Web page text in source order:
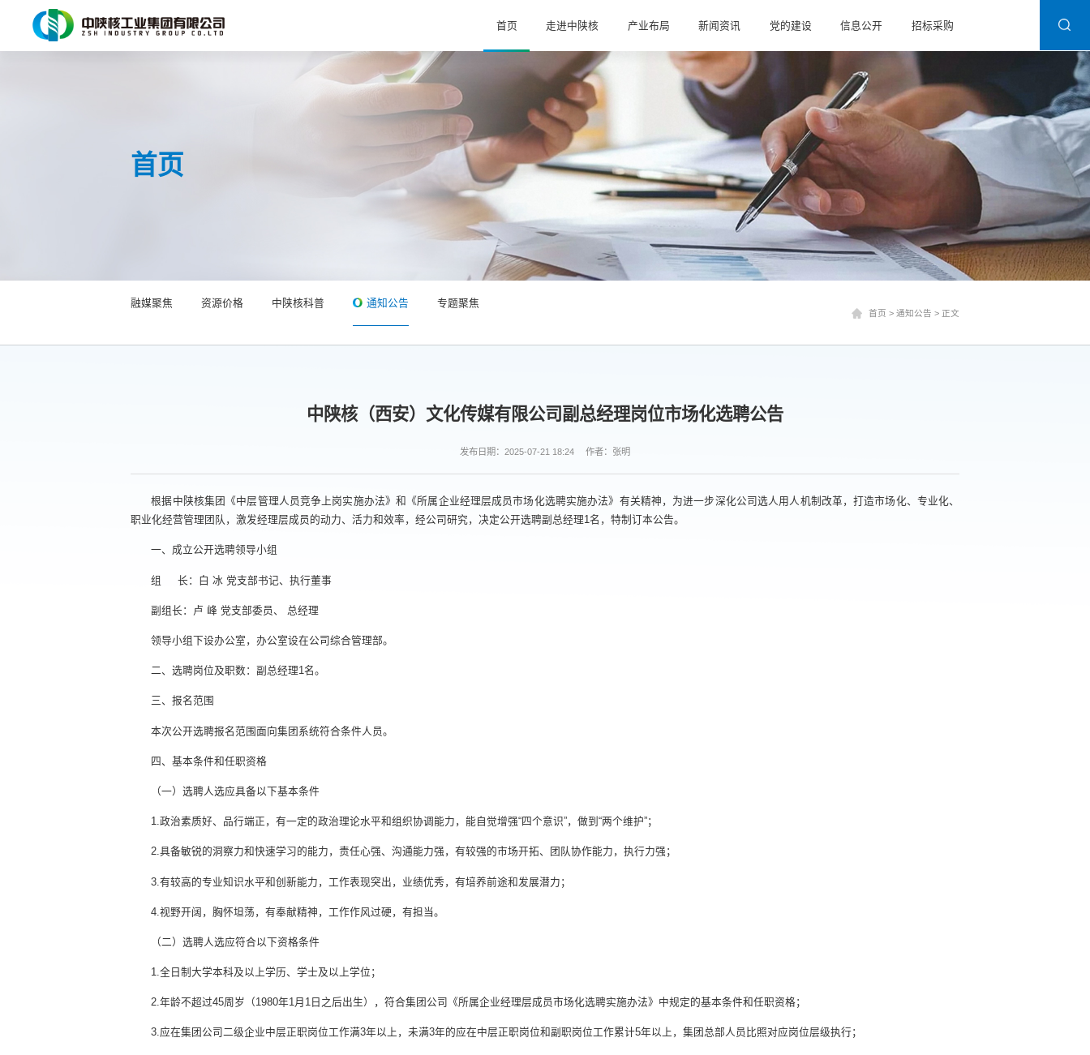
首页 走进中陕核 产业布局 新闻资讯 党的建设 信息公开 招标采购
首页
融媒聚焦 资源价格 中陕核科普 通知公告 专题聚焦
首页 >通知公告 > 正文
中陕核（西安）文化传媒有限公司副总经理岗位市场化选聘公告
发布日期：2025-07-21 18:24 作者：张明
根据中陕核集团《中层管理人员竞争上岗实施办法》和《所属企业经理层成员市场化选聘实施办法》有关精神，为进一步深化公司选人用人机制改革，打造市场化、专业化、
职业化经营管理团队，激发经理层成员的动力、活力和效率，经公司研究，决定公开选聘副总经理1名，特制订本公告。
一、成立公开选聘领导小组
组 长：白 冰 党支部书记、执行董事
副组长：卢 峰 党支部委员、 总经理
领导小组下设办公室，办公室设在公司综合管理部。
二、选聘岗位及职数：副总经理1名。
三、报名范围
本次公开选聘报名范围面向集团系统符合条件人员。
四、基本条件和任职资格
（一）选聘人选应具备以下基本条件
1.政治素质好、品行端正，有一定的政治理论水平和组织协调能力，能自觉增强“四个意识”，做到“两个维护”；
2.具备敏锐的洞察力和快速学习的能力，责任心强、沟通能力强，有较强的市场开拓、团队协作能力，执行力强；
3.有较高的专业知识水平和创新能力，工作表现突出，业绩优秀，有培养前途和发展潜力；
4.视野开阔，胸怀坦荡，有奉献精神，工作作风过硬，有担当。
（二）选聘人选应符合以下资格条件
1.全日制大学本科及以上学历、学士及以上学位；
2.年龄不超过45周岁（1980年1月1日之后出生），符合集团公司《所属企业经理层成员市场化选聘实施办法》中规定的基本条件和任职资格；
3.应在集团公司二级企业中层正职岗位工作满3年以上，未满3年的应在中层正职岗位和副职岗位工作累计5年以上，集团总部人员比照对应岗位层级执行；